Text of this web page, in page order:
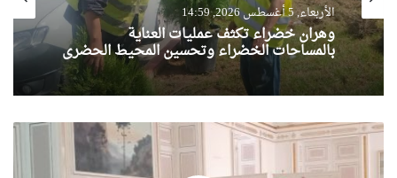
الأربعاء, 5 أغسطس 2026, 14:59
وهران خضراء تكثف عمليات العناية
بالمساحات الخضراء وتحسين المحيط الحضري
غرفة
التجارة
والصناعة